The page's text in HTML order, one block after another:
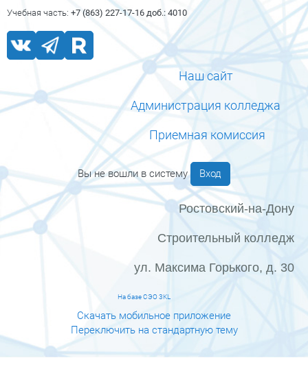
Учебная часть: +7 (863) 227-17-16 доб.: 4010
Наш сайт
Администрация колледжа
Приемная комиссия
Вы не вошли в систему Вход
Ростовский-на-Дону
Строительный колледж
ул. Максима Горького, д. 30
На базе СЭО 3KL
Скачать мобильное приложение
Переключить на стандартную тему